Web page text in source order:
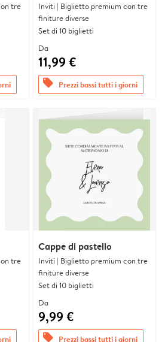
tre
Inviti | Biglietto premium con tre
finiture diverse
Set di 10 biglietti
Da
11,99 €
offers Prezzi bassi tutti i giorni
tre
Cappe di pastello
Inviti | Biglietto premium con tre
finiture diverse
Set di 10 biglietti
Da
9,99 €
offers Prezzi bassi tutti i giorni